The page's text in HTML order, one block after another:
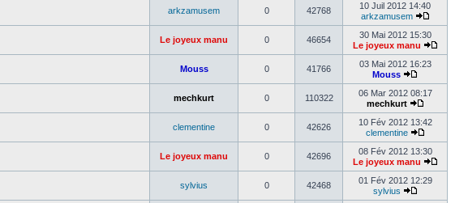
arkzamusem 0 42768
10 Juil 2012 14:40
arkzamusem
Le joyeux manu 0 46654
30 Mai 2012 15:30
Le joyeux manu
Mouss 0 41766
03 Mai 2012 16:23
Mouss
mechkurt 0 110322
06 Mar 2012 08:17
mechkurt
clementine 0 42626
10 Fév 2012 13:42
clementine
Le joyeux manu 0 42696
08 Fév 2012 13:30
Le joyeux manu
sylvius 0 42468
01 Fév 2012 12:29
sylvius